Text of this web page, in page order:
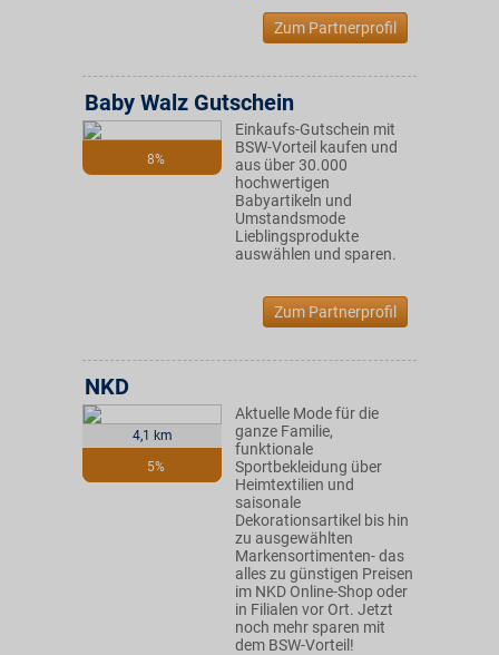
Zum Partnerprofil
8%
Baby Walz Gutschein
Einkaufs-Gutschein mit
BSW-Vorteil kaufen und
aus über 30.000
hochwertigen
Babyartikeln und
Umstandsmode
Lieblingsprodukte
auswählen und sparen.
Zum Partnerprofil
4,1 km
5%
NKD
Aktuelle Mode für die
ganze Familie,
funktionale
Sportbekleidung über
Heimtextilien und
saisonale
Dekorationsartikel bis hin
zu ausgewählten
Markensortimenten- das
alles zu günstigen Preisen
im NKD Online-Shop oder
in Filialen vor Ort. Jetzt
noch mehr sparen mit
dem BSW-Vorteil!